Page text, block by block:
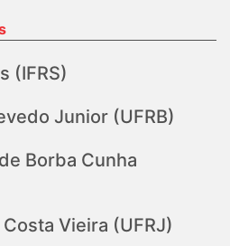
(IFRS)
Junior (UFRB)
Borba Cunha
Vieira (UFRJ)